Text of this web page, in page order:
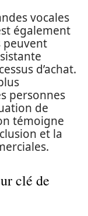
vocales
également
peuvent
d’achat.
personnes
de
témoigne
et la
clé de